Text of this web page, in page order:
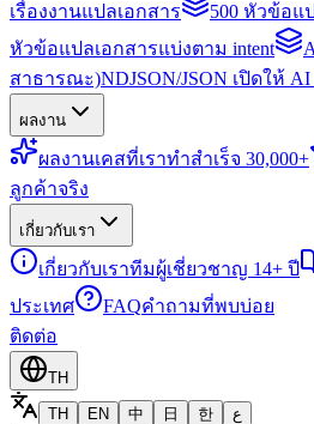
เรื่องงานแปลเอกสาร
500 หัวข้อแ
หัวข้อแปลเอกสารแบ่งตาม intent
สาธารณะ)NDJSON/JSON เปิดให้
ผลงาน
ผลงานเคสที่เราทำสำเร็จ 30,000+
ลูกค้าจริง
เกี่ยวกับเรา
เกี่ยวกับเราทีมผู้เชี่ยวชาญ 14+ ปี
ประเทศ
FAQคำถามที่พบบ่อย
ติดต่อ
TH
TH
EN 中 日 한 ع